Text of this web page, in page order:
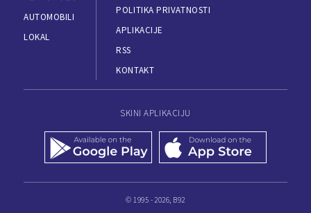
AUTOMOBILI
LOKAL
POLITIKA PRIVATNOSTI
APLIKACIJE
RSS
KONTAKT
SKINI APLIKACIJU
© 1995 - 2026, B92